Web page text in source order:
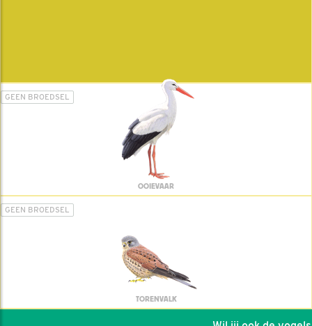
GEEN BROEDSEL
OOIEVAAR
GEEN BROEDSEL
TORENVALK